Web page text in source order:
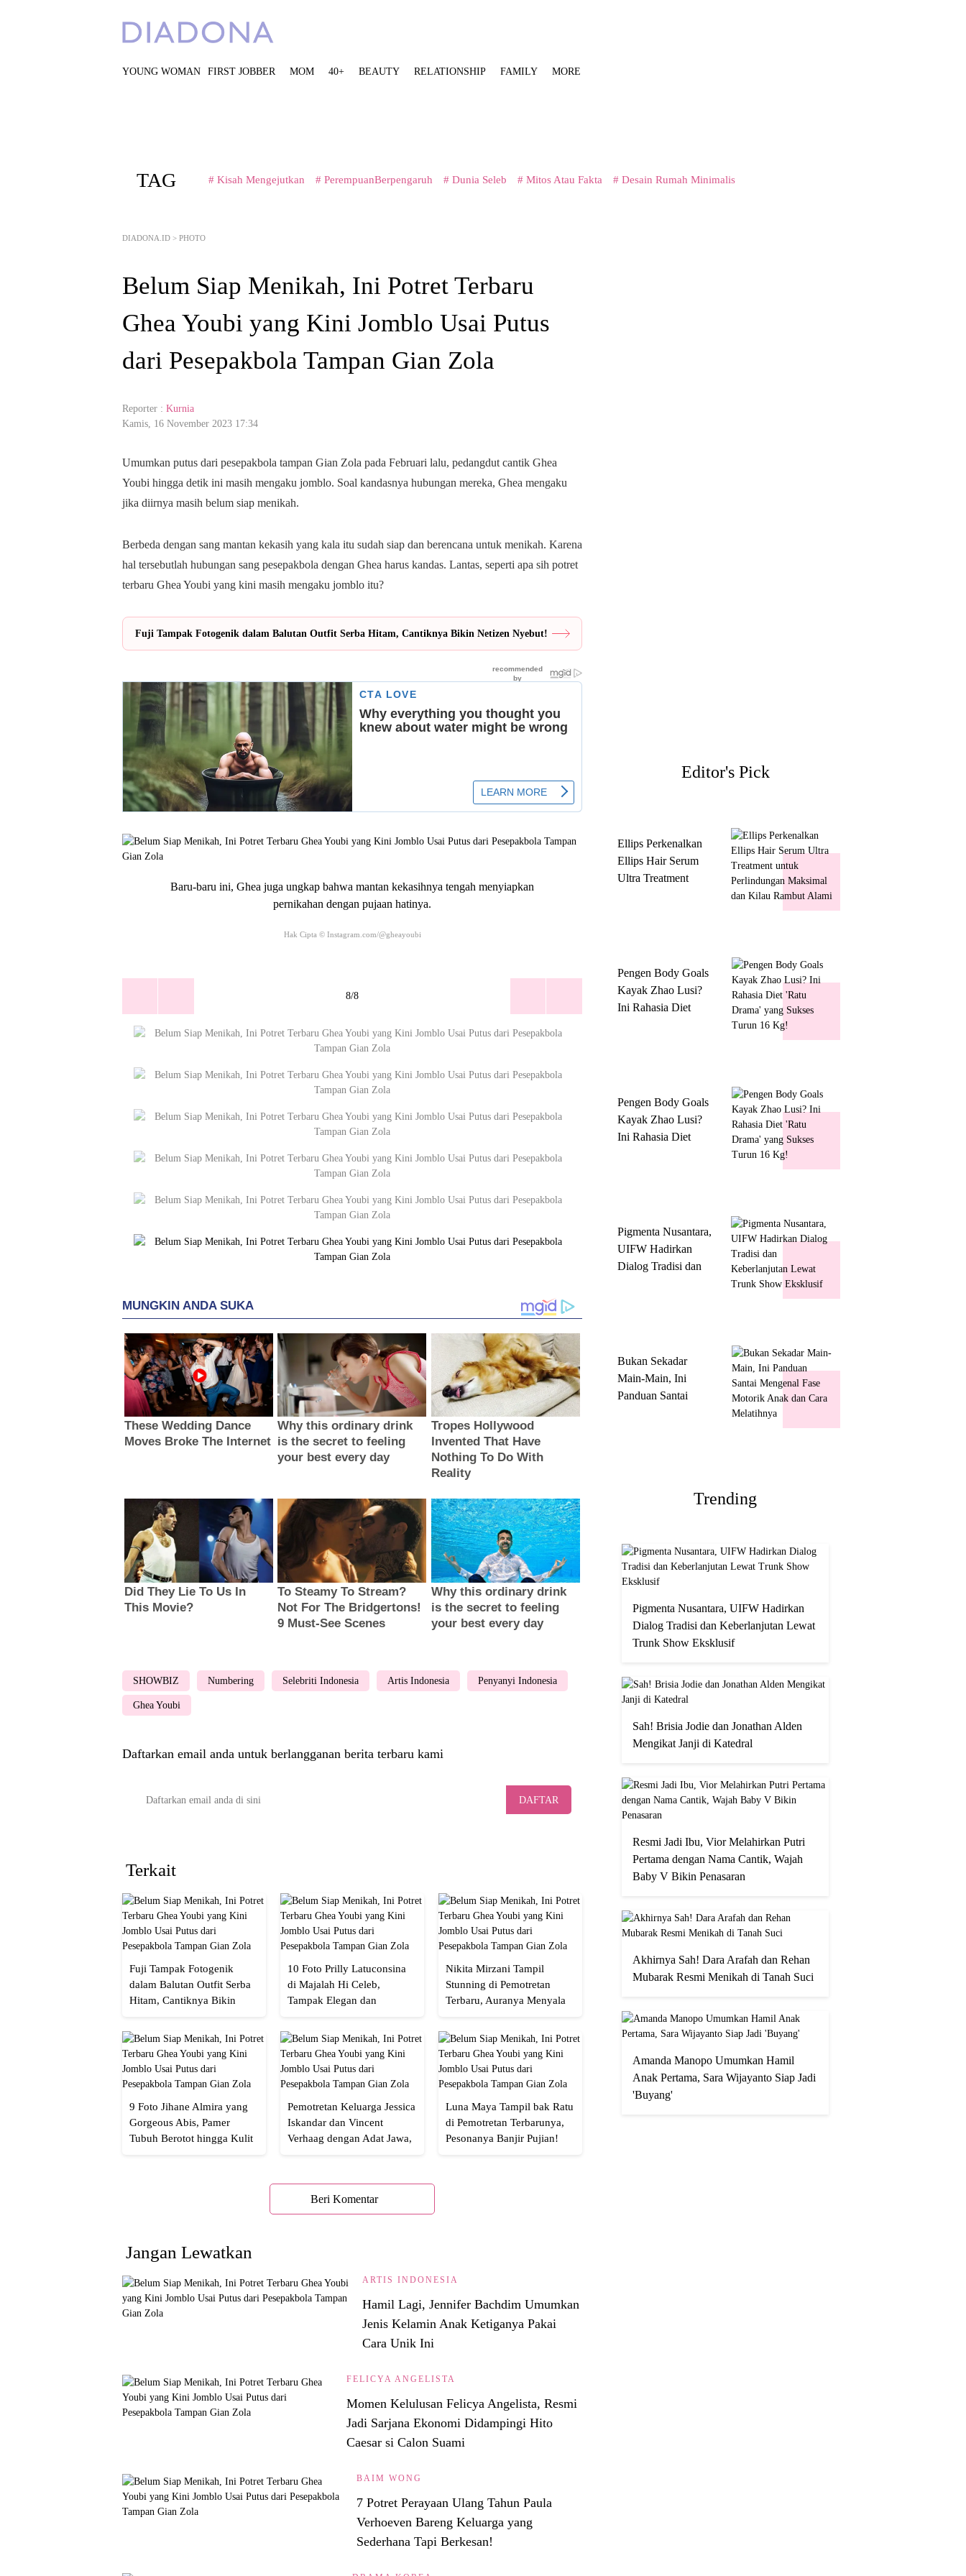
YOUNG WOMAN FIRST JOBBER MOM 40+ BEAUTY RELATIONSHIP FAMILY MORE
TAG # Kisah Mengejutkan # PerempuanBerpengaruh # Dunia Seleb # Mitos Atau Fakta # Desain Rumah Minimalis
DIADONA.ID > PHOTO
Belum Siap Menikah, Ini Potret Terbaru
Ghea Youbi yang Kini Jomblo Usai Putus
dari Pesepakbola Tampan Gian Zola
Reporter : Kurnia
Kamis, 16 November 2023 17:34
Umumkan putus dari pesepakbola tampan Gian Zola pada Februari lalu, pedangdut cantik Ghea
Youbi hingga detik ini masih mengaku jomblo. Soal kandasnya hubungan mereka, Ghea mengaku
jika diirnya masih belum siap menikah.
Berbeda dengan sang mantan kekasih yang kala itu sudah siap dan berencana untuk menikah. Karena
hal tersebutlah hubungan sang pesepakbola dengan Ghea harus kandas. Lantas, seperti apa sih potret
terbaru Ghea Youbi yang kini masih mengaku jomblo itu?
Fuji Tampak Fotogenik dalam Balutan Outfit Serba Hitam, Cantiknya Bikin Netizen Nyebut!
Baru-baru ini, Ghea juga ungkap bahwa mantan kekasihnya tengah menyiapkan
pernikahan dengan pujaan hatinya.
Hak Cipta © Instagram.com/@gheayoubi
8/8
SHOWBIZ Numbering Selebriti Indonesia Artis Indonesia Penyanyi Indonesia
Ghea Youbi
Daftarkan email anda untuk berlangganan berita terbaru kami
DAFTAR
Terkait
Fuji Tampak Fotogenik
dalam Balutan Outfit Serba
Hitam, Cantiknya Bikin
10 Foto Prilly Latuconsina
di Majalah Hi Celeb,
Tampak Elegan dan
Nikita Mirzani Tampil
Stunning di Pemotretan
Terbaru, Auranya Menyala
9 Foto Jihane Almira yang
Gorgeous Abis, Pamer
Tubuh Berotot hingga Kulit
Pemotretan Keluarga Jessica
Iskandar dan Vincent
Verhaag dengan Adat Jawa,
Luna Maya Tampil bak Ratu
di Pemotretan Terbarunya,
Pesonanya Banjir Pujian!
Beri Komentar
Jangan Lewatkan
ARTIS INDONESIA
Hamil Lagi, Jennifer Bachdim Umumkan
Jenis Kelamin Anak Ketiganya Pakai
Cara Unik Ini
FELICYA ANGELISTA
Momen Kelulusan Felicya Angelista, Resmi
Jadi Sarjana Ekonomi Didampingi Hito
Caesar si Calon Suami
BAIM WONG
7 Potret Perayaan Ulang Tahun Paula
Verhoeven Bareng Keluarga yang
Sederhana Tapi Berkesan!
Editor's Pick
Ellips Perkenalkan
Ellips Hair Serum
Ultra Treatment
Pengen Body Goals
Kayak Zhao Lusi?
Ini Rahasia Diet
Pengen Body Goals
Kayak Zhao Lusi?
Ini Rahasia Diet
Pigmenta Nusantara,
UIFW Hadirkan
Dialog Tradisi dan
Bukan Sekadar
Main-Main, Ini
Panduan Santai
Trending
Pigmenta Nusantara, UIFW Hadirkan
Dialog Tradisi dan Keberlanjutan Lewat
Trunk Show Eksklusif
Sah! Brisia Jodie dan Jonathan Alden
Mengikat Janji di Katedral
Resmi Jadi Ibu, Vior Melahirkan Putri
Pertama dengan Nama Cantik, Wajah
Baby V Bikin Penasaran
Akhirnya Sah! Dara Arafah dan Rehan
Mubarak Resmi Menikah di Tanah Suci
Amanda Manopo Umumkan Hamil
Anak Pertama, Sara Wijayanto Siap Jadi
'Buyang'